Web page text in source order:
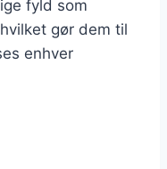
fyld som
gør dem til
enhver